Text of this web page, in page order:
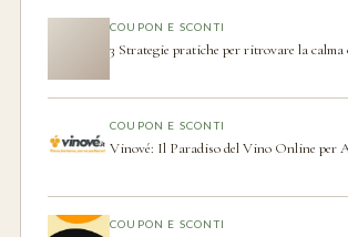
COUPON E SCONTI
3 Strategie pratiche per ritrovare la calma
COUPON E SCONTI
Vinové: Il Paradiso del Vino Online per
COUPON E SCONTI